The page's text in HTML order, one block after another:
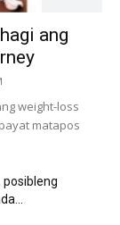
ang
weight-loss
matapos
posibleng